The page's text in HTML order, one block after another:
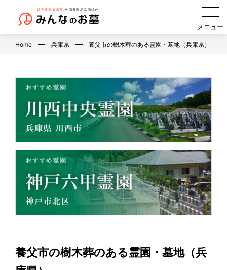
メニュー
Home 兵庫県 養父市の樹木葬のある霊園・墓地（兵庫県）
養父市の樹木葬のある霊園・墓地（兵